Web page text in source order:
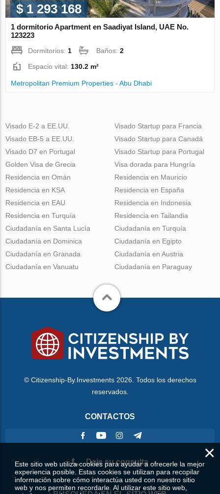
$ 1 293 168
1 dormitorio Apartment en Saadiyat Island, UAE No.
123223
Dormitorios: 1 Baños:2
Espacio vital: 130.2 m²
Metropolitan Premium Properties - Abu Dhabi
Visado E-2 a EE.UU.
Visado EB-5 a EE.UU.
Visado D7 en Portugal
Golden Visa de Grecia
Visado Startup para Francia
Visado Startup para Canadá
Visado Startup para Portugal
Visa dorada para Hungría
Residencia en Omán
Residencia en KSA
Residencia en EAU
Residencia en Turquía
Residencia en Mauricio
Residencia en España
Residencia en Indonesia
Residencia en Tailandia
Ciudadanía en Santa Lucía
Ciudadanía en Dominica
Ciudadanía en Granada
Ciudadanía en Vanuatu
Ciudadanía en Turquía
Ciudadanía en Egipto
Ciudadanía en Austria
Ciudadanía en Paraguay
© Citizenship-By.Investments 2026. Todos los derechos
reservados.
CONTACTOS
Deje su consulta ×
Este sitio web utiliza cookies para ayudar a ofrecerle la mejor
experiencia posible. Estas cookies se utilizan para recopilar
información sobre cómo interactúa usted con nuestro sitio
web y nos permiten recordarle. Al utilizar este sitio web,